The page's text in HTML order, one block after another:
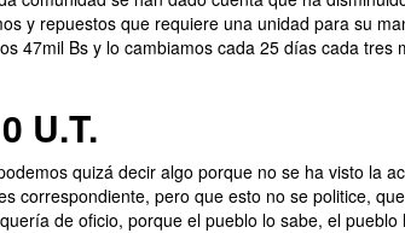
y repuestos que requiere una unidad para su
47mil Bs y lo cambiamos cada 25 días cada tres
U.T.
quizá decir algo porque no se ha visto la
correspondiente, pero que esto no se politice,
de oficio, porque el pueblo lo sabe, el